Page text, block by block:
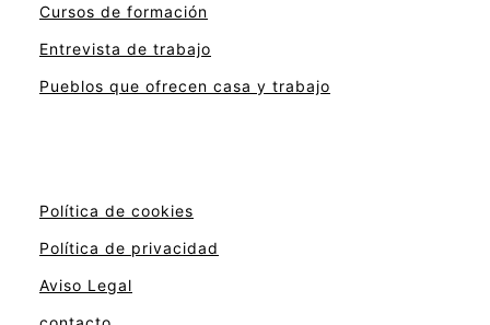
Cursos de formación
Entrevista de trabajo
Pueblos que ofrecen casa y trabajo
Política de cookies
Política de privacidad
Aviso Legal